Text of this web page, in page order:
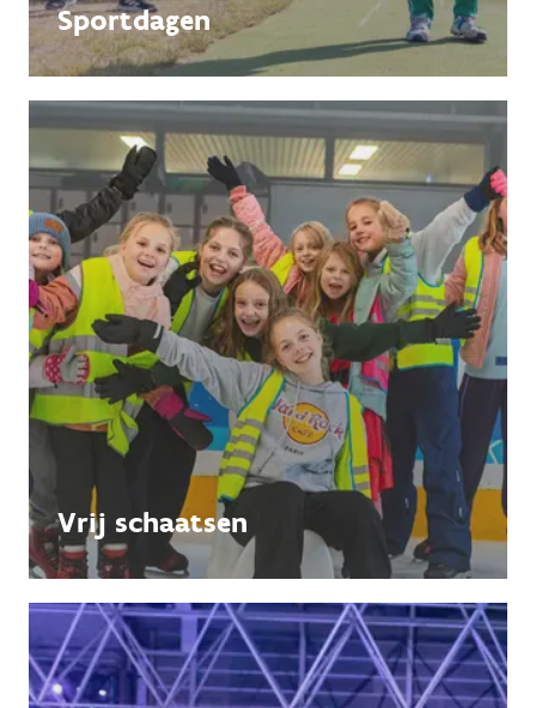
Sportdagen
Vrij schaatsen